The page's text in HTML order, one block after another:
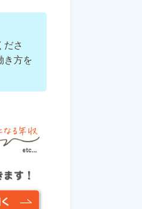
ださ
き方を